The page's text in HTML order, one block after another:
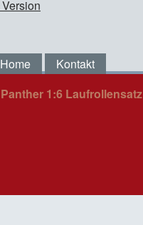
Home
Kontakt
Panther 1:6 Laufrollensatz